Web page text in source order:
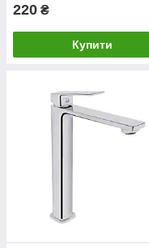
220 ₴
Купити